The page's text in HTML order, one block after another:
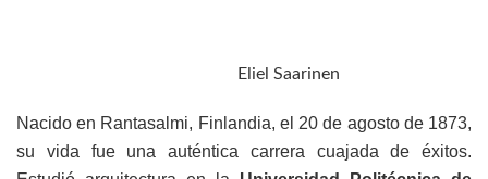
Eliel Saarinen
Nacido en Rantasalmi, Finlandia, el 20 de agosto de 1873,
su vida fue una auténtica carrera cuajada de éxitos.